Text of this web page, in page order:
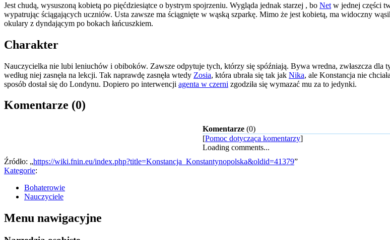
Jest chudą, wysuszoną kobietą po pięćdziesiątce o bystrym spojrzeniu. Wygląda jednak starzej , bo Net w jednej części
wypatrując ściągających uczniów. Usta zawsze ma ściągnięte w wąską szparkę. Mimo że jest kobietą, ma widoczny
okulary z dyndającym po bokach łańcuszkiem.
Charakter
Nauczycielka nie lubi leniuchów i obiboków. Zawsze odpytuje tych, którzy się spóźniają. Bywa wredna, zwłaszcza dla
według niej zasnęła na lekcji. Tak naprawdę zasnęła wtedy Zosia, która ubrała się tak jak Nika, ale Konstancja nie
sposób dostał się do Londynu. Dopiero po interwencji agenta w czerni zgodziła się wymazać mu za to jedynki.
Komentarze (0)
Komentarze (0)
[Pomoc dotycząca komentarzy]
Loading comments...
Źródło: „https://wiki.fnin.eu/index.php?title=Konstancja_Konstantynopolska&oldid=41379”
Kategorie:
Bohaterowie
Nauczyciele
Menu nawigacyjne